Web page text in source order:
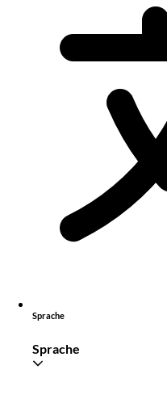
Sprache
Sprache